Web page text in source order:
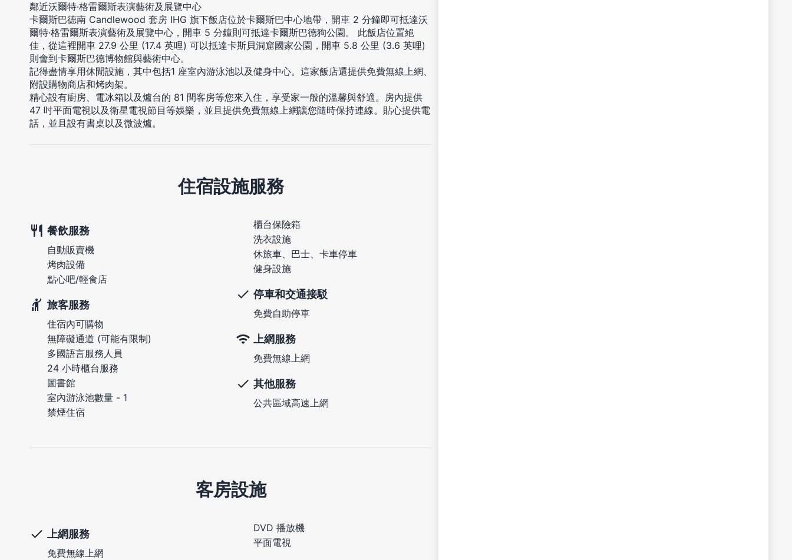
鄰近沃爾特·格雷爾斯表演藝術及展覽中心
卡爾斯巴德南 Candlewood 套房 IHG 旗下飯店位於卡爾斯巴中心地帶，開車 2 分鐘即可抵達沃
爾特·格雷爾斯表演藝術及展覽中心，開車 5 分鐘則可抵達卡爾斯巴德狗公園。 此飯店位置絕
佳，從這裡開車 27.9 公里 (17.4 英哩) 可以抵達卡斯貝洞窟國家公園，開車 5.8 公里 (3.6 英哩)
則會到卡爾斯巴德博物館與藝術中心。
記得盡情享用休閒設施，其中包括1 座室內游泳池以及健身中心。這家飯店還提供免費無線上網、
附設購物商店和烤肉架。
精心設有廚房、電冰箱以及爐台的 81 間客房等您來入住，享受家一般的溫馨與舒適。房內提供
47 吋平面電視以及衛星電視節目等娛樂，並且提供免費無線上網讓您隨時保持連線。貼心提供電
話，並且設有書桌以及微波爐。
住宿設施服務
餐飲服務
自動販賣機
烤肉設備
點心吧/輕食店
旅客服務
住宿內可購物
無障礙通道 (可能有限制)
多國語言服務人員
24 小時櫃台服務
圖書館
室內游泳池數量 - 1
禁煙住宿
櫃台保險箱
洗衣設施
休旅車、巴士、卡車停車
健身設施
停車和交通接駁
免費自助停車
上網服務
免費無線上網
其他服務
公共區域高速上網
客房設施
上網服務
免費無線上網
DVD 播放機
平面電視